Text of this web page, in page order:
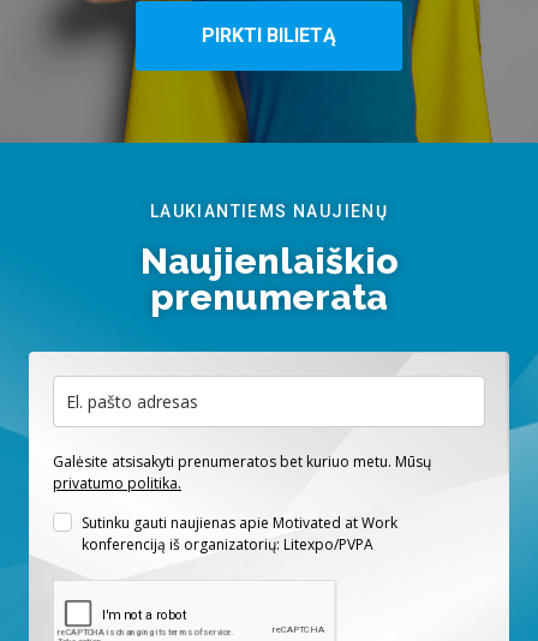
PIRKTI BILIETĄ
LAUKIANTIEMS NAUJIENŲ
Naujienlaiškio
prenumerata
Galėsite atsisakyti prenumeratos bet kuriuo metu. Mūsų
privatumo politika.
Sutinku gauti naujienas apie Motivated at Work
konferenciją iš organizatorių: Litexpo/PVPA